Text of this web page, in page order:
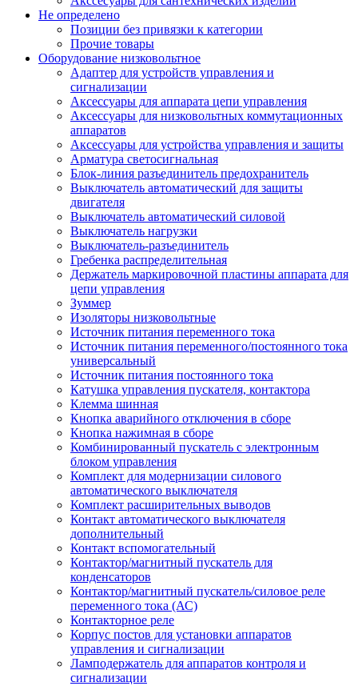
Не определено
Позиции без привязки к категории
Прочие товары
Оборудование низковольтное
Адаптер для устройств управления и
сигнализации
Аксессуары для аппарата цепи управления
Аксессуары для низковольтных коммутационных
аппаратов
Аксессуары для устройства управления и защиты
Арматура светосигнальная
Блок-линия разъединитель предохранитель
Выключатель автоматический для защиты
двигателя
Выключатель автоматический силовой
Выключатель нагрузки
Выключатель-разъединитель
Гребенка распределительная
Держатель маркировочной пластины аппарата для
цепи управления
Зуммер
Изоляторы низковольтные
Источник питания переменного тока
Источник питания переменного/постоянного тока
универсальный
Источник питания постоянного тока
Катушка управления пускателя, контактора
Клемма шинная
Кнопка аварийного отключения в сборе
Кнопка нажимная в сборе
Комбинированный пускатель с электронным
блоком управления
Комплект для модернизации силового
автоматического выключателя
Комплект расширительных выводов
Контакт автоматического выключателя
дополнительный
Контакт вспомогательный
Контактор/магнитный пускатель для
конденсаторов
Контактор/магнитный пускатель/силовое реле
переменного тока (АС)
Контакторное реле
Корпус постов для установки аппаратов
управления и сигнализации
Ламподержатель для аппаратов контроля и
сигнализации